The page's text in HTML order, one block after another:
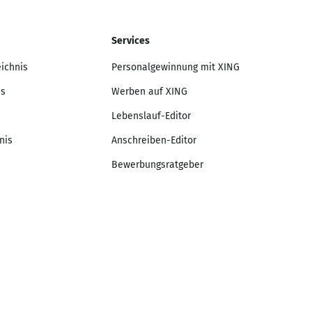
Services
Personalgewinnung mit XING
Werben auf XING
Lebenslauf-Editor
Anschreiben-Editor
Bewerbungsratgeber